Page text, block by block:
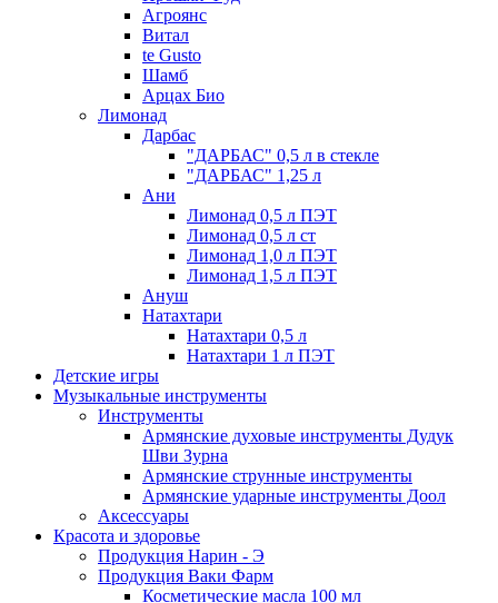
Агроянс
Витал
te Gusto
Шамб
Арцах Био
Лимонад
Дарбас
"ДАРБАС" 0,5 л в стекле
"ДАРБАС" 1,25 л
Ани
Лимонад 0,5 л ПЭТ
Лимонад 0,5 л ст
Лимонад 1,0 л ПЭТ
Лимонад 1,5 л ПЭТ
Ануш
Натахтари
Натахтари 0,5 л
Натахтари 1 л ПЭТ
Детские игры
Музыкальные инструменты
Инструменты
Армянские духовые инструменты Дудук
Шви Зурна
Армянские струнные инструменты
Армянские ударные инструменты Доол
Аксессуары
Красота и здоровье
Продукция Нарин - Э
Продукция Ваки Фарм
Косметические масла 100 мл